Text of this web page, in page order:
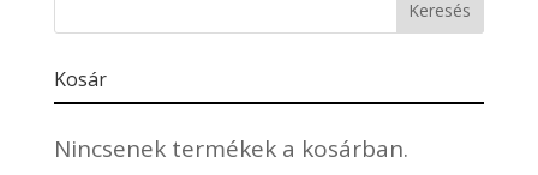
Kosár
Nincsenek termékek a kosárban.